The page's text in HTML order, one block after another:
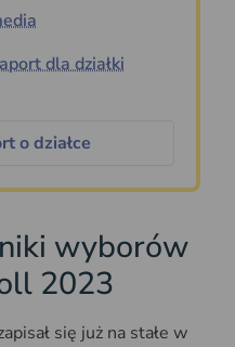
dla działki
o działce
wyborów
2023
się już na stałe w